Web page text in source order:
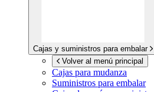
Cajas y suministros para embalar
Volver al menú principal
Cajas para mudanza
Suministros para embalar